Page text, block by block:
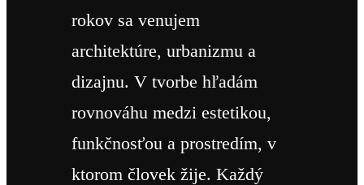
rokov sa venujem
architektúre, urbanizmu a
dizajnu. V tvorbe hľadám
rovnováhu medzi estetikou,
funkčnosťou a prostredím, v
ktorom človek žije. Každý